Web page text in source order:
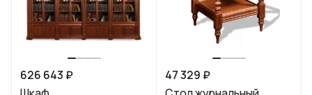
626 643 ₽
47 329 ₽